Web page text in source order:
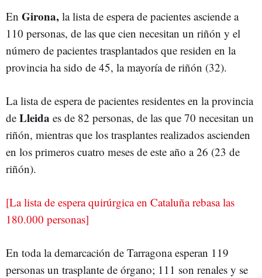
En Girona, la lista de espera de pacientes asciende a
110 personas, de las que cien necesitan un riñón y el
número de pacientes trasplantados que residen en la
provincia ha sido de 45, la mayoría de riñón (32).
La lista de espera de pacientes residentes en la provincia
de Lleida es de 82 personas, de las que 70 necesitan un
riñón, mientras que los trasplantes realizados ascienden
en los primeros cuatro meses de este año a 26 (23 de
riñón).
[La lista de espera quirúrgica en Cataluña rebasa las
180.000 personas]
En toda la demarcación de Tarragona esperan 119
personas un trasplante de órgano; 111 son renales y se